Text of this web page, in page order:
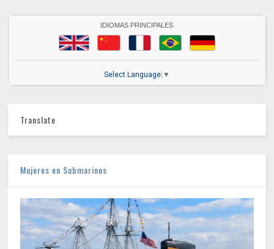
IDIOMAS PRINCIPALES
Select Language ▼
Translate
Mujeres en Submarinos